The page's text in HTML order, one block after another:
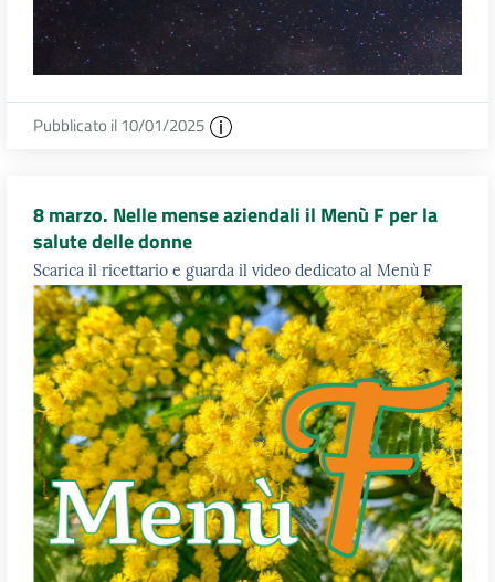
Pubblicato il 10/01/2025
8 marzo. Nelle mense aziendali il Menù F per la
salute delle donne
Scarica il ricettario e guarda il video dedicato al Menù F